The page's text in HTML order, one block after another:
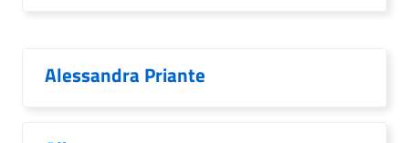
Alessandra Priante